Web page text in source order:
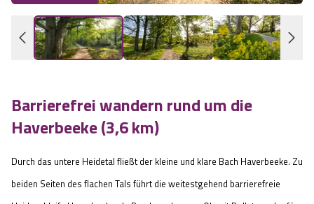
Wandern im Winter
Heideschleifen
Rundwanderwege am Heidschnuckenweg
Was zeichnet die Heideschleifen aus?
Barrierefrei wandern rund um die
Haverbeeke (3,6 km)
Durch das untere Heidetal fließt der kleine und klare Bach Haverbeeke. Zu
beiden Seiten des flachen Tals führt die weitestgehend barrierefreie